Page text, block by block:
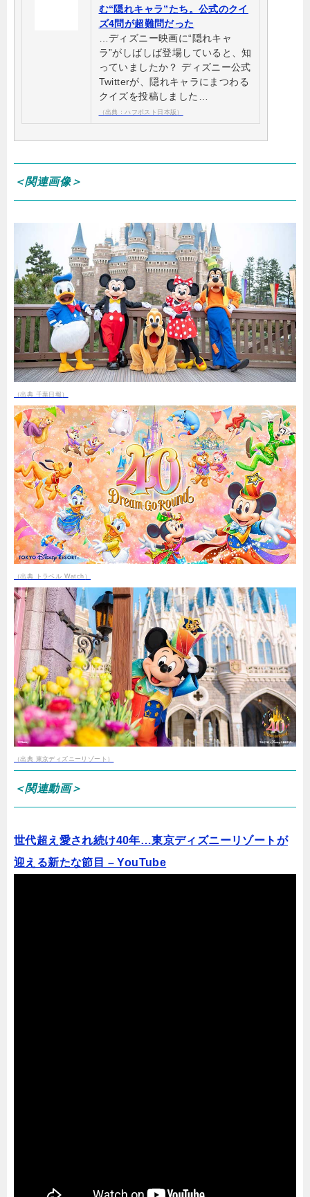
む“隠れキャラ”たち。公式のクイ
ズ4問が超難問だった
…ディズニー映画に“隠れキャ
ラ”がしばしば登場していると、知
っていましたか？ ディズニー公式
Twitterが、隠れキャラにまつわる
クイズを投稿しました…
（出典：ハフポスト日本版）
＜関連画像＞
（出典 千葉日報）
（出典 トラベル Watch）
（出典 東京ディズニーリゾート）
＜関連動画＞
世代超え愛され続け40年…東京ディズニーリゾートが
迎える新たな節目 – YouTube